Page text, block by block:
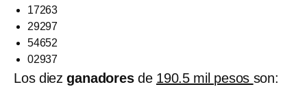
17263
29297
54652
02937
Los diezganadoresde 190.5 mil pesos son: